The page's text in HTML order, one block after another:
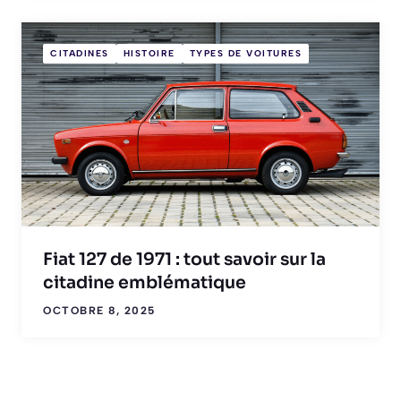
CITADINES HISTOIRE TYPES DE VOITURES
Fiat 127 de 1971 : tout savoir sur la
citadine emblématique
OCTOBRE 8, 2025